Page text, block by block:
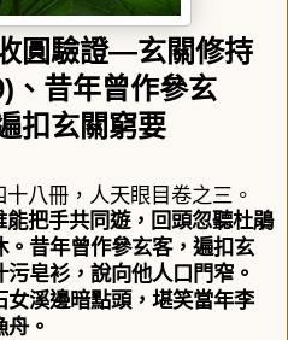
圓驗證—玄關修持
、 昔年曾作參玄
扣玄關窮要
十八冊，人天眼目卷之三。
把手共同遊，回頭忽聽杜鵑
。昔年曾作參玄客，遍扣玄
污皂衫，說向他人口門窄。
女溪邊暗點頭，堪笑當年李
。